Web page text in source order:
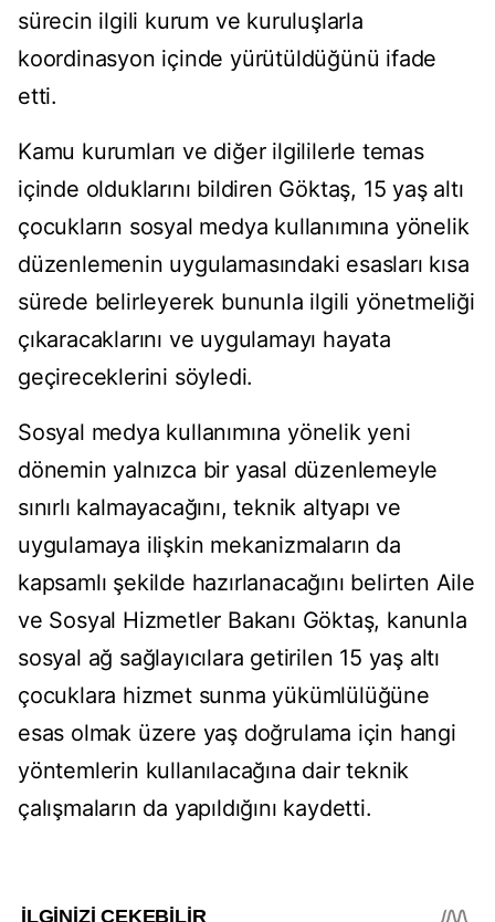
sürecin ilgili kurum ve kuruluşlarla
koordinasyon içinde yürütüldüğünü ifade
etti.
Kamu kurumları ve diğer ilgililerle temas
içinde olduklarını bildiren Göktaş, 15 yaş altı
çocukların sosyal medya kullanımına yönelik
düzenlemenin uygulamasındaki esasları kısa
sürede belirleyerek bununla ilgili yönetmeliği
çıkaracaklarını ve uygulamayı hayata
geçireceklerini söyledi.
Sosyal medya kullanımına yönelik yeni
dönemin yalnızca bir yasal düzenlemeyle
sınırlı kalmayacağını, teknik altyapı ve
uygulamaya ilişkin mekanizmaların da
kapsamlı şekilde hazırlanacağını belirten Aile
ve Sosyal Hizmetler Bakanı Göktaş, kanunla
sosyal ağ sağlayıcılara getirilen 15 yaş altı
çocuklara hizmet sunma yükümlülüğüne
esas olmak üzere yaş doğrulama için hangi
yöntemlerin kullanılacağına dair teknik
çalışmaların da yapıldığını kaydetti.